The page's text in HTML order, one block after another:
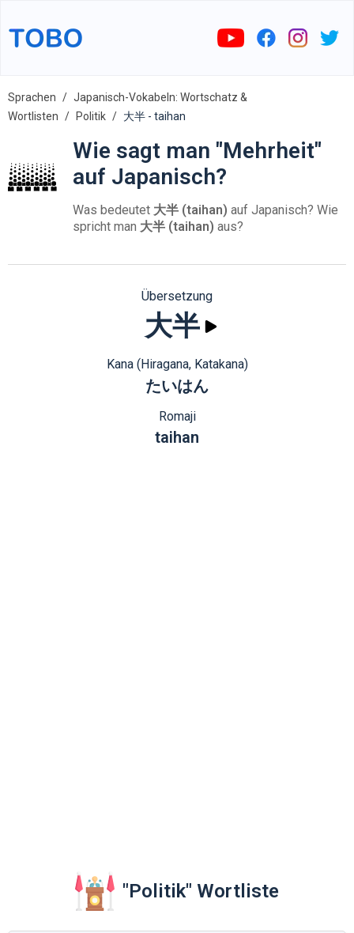
Sprachen
Japanisch-Vokabeln: Wortschatz &
Wortlisten
Politik 大半 - taihan
Wie sagt man "Mehrheit"
auf Japanisch?
Was bedeutet 大半 (taihan) auf Japanisch? Wie
spricht man 大半 (taihan) aus?
Übersetzung
大半
Kana (Hiragana, Katakana)
たいはん
Romaji
taihan
"Politik" Wortliste